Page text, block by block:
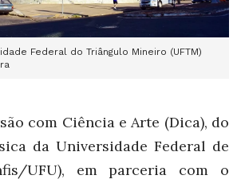
Federal do Triângulo Mineiro (UFTM)
com Ciência e Arte (Dica), do
da Universidade Federal de
UFU), em parceria com o